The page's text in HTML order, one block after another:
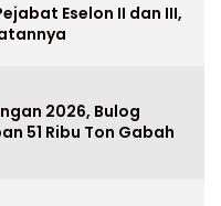
Eselon II dan III,
2026, Bulog
51 Ribu Ton Gabah